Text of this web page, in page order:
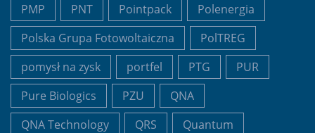
PMP
PNT Pointpack
Polenergia
Polska Grupa Fotowoltaiczna
PolTREG
pomysł na zysk
portfel PTG
PUR
Pure Biologics
PZU
QNA
QNA Technology
QRS
Quantum